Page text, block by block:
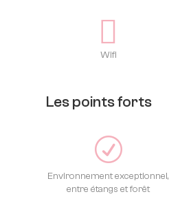
Wifi
Les points forts
R
Environnement exceptionnel,
entre étangs et forêt